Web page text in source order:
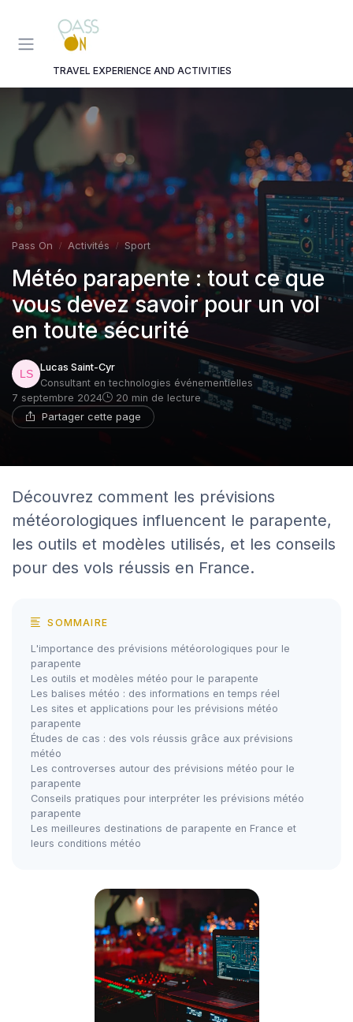
TRAVEL EXPERIENCE AND ACTIVITIES
Pass On Activités Sport
Météo parapente : tout ce que
vous devez savoir pour un vol
en toute sécurité
Lucas Saint-Cyr
Consultant en technologies événementielles
7 septembre 2024
20 min de lecture
Partager cette page
Découvrez comment les prévisions
météorologiques influencent le parapente,
les outils et modèles utilisés, et les conseils
pour des vols réussis en France.
SOMMAIRE
L'importance des prévisions météorologiques pour le
parapente
Les outils et modèles météo pour le parapente
Les balises météo : des informations en temps réel
Les sites et applications pour les prévisions météo
parapente
Études de cas : des vols réussis grâce aux prévisions
météo
Les controverses autour des prévisions météo pour le
parapente
Conseils pratiques pour interpréter les prévisions météo
parapente
Les meilleures destinations de parapente en France et
leurs conditions météo